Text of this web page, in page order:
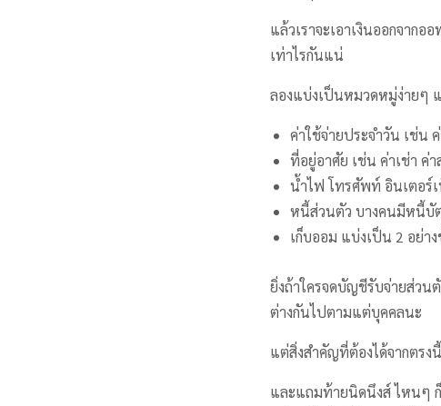
แล้วเราจะเอาเงินออกจากอ
เท่าไรกันแน่
ลองแบ่งเป็นหมวดหมู่ง่ายๆ
ค่าใช้จ่ายประจำวัน เช่น
ที่อยู่อาศัย เช่น ค่าเช่า ค่
น้ำไฟ โทรศัพท์ อินเตอร์
หนี้ส่วนตัว บางคนมีหนี้บัต
เก็บออม แบ่งเป็น 2 อย่า
ยิ่งถ้าใครจดบัญชีรับจ่ายส่วนตั
ต่างกันไปตามแต่บุคคลนะ
แต่สิ่งสำคัญที่ต้องได้จากตรง
และแถมท้ายนิดนึงส์ ไหนๆ ก็